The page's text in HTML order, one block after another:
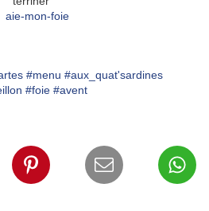
#menu #aux_quat'sardines
#foie #avent